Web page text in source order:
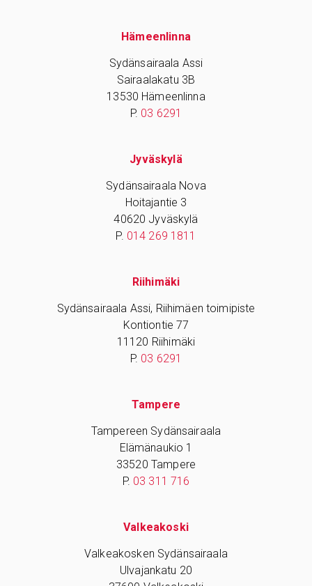
Hämeenlinna
Sydänsairaala Assi
Sairaalakatu 3B
13530 Hämeenlinna
P. 03 6291
Jyväskylä
Sydänsairaala Nova
Hoitajantie 3
40620 Jyväskylä
P. 014 269 1811
Riihimäki
Sydänsairaala Assi, Riihimäen toimipiste
Kontiontie 77
11120 Riihimäki
P. 03 6291
Tampere
Tampereen Sydänsairaala
Elämänaukio 1
33520 Tampere
P. 03 311 716
Valkeakoski
Valkeakosken Sydänsairaala
Ulvajankatu 20